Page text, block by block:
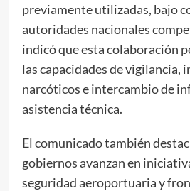
previamente utilizadas, bajo
autoridades nacionales
indicó que esta colaboración
las capacidades de vigilancia,
narcóticos e intercambio de
asistencia técnica.
El comunicado también
gobiernos avanzan en
seguridad aeroportuaria y